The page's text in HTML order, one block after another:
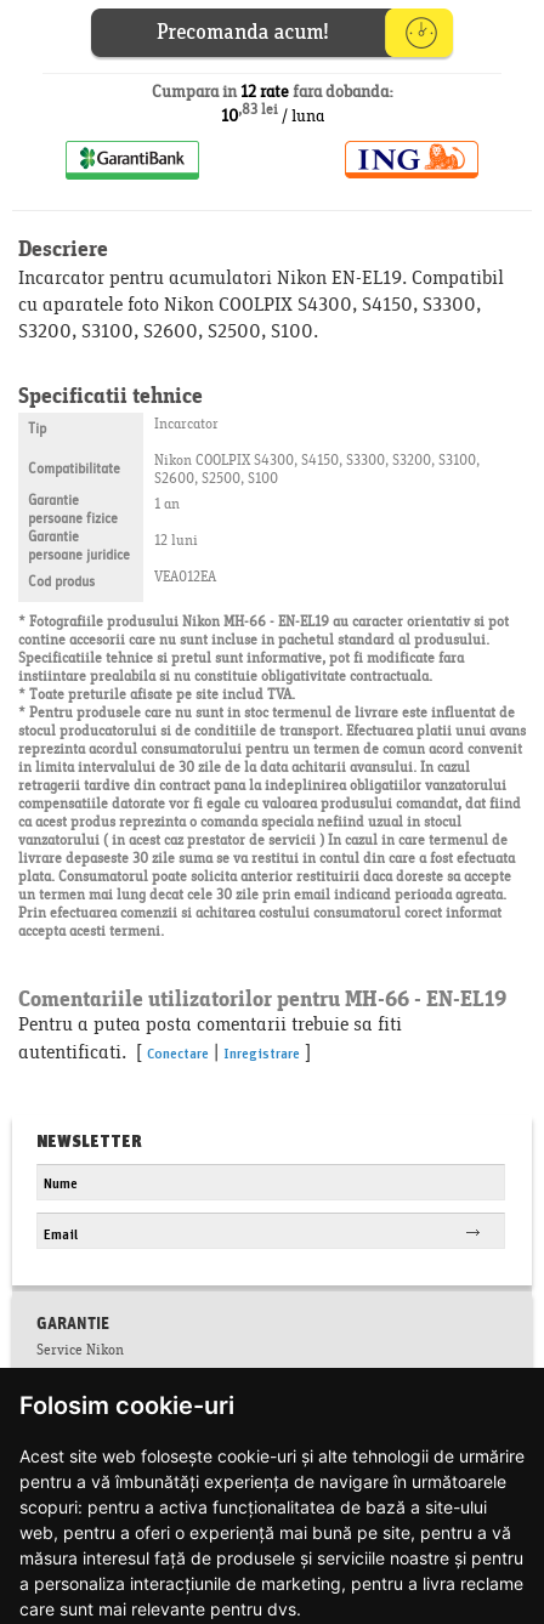
Folosim cookie-uri
Acest site web folosește cookie-uri și alte tehnologii de urmărire
pentru a vă îmbunătăți experiența de navigare în următoarele
scopuri: pentru a activa funcționalitatea de bază a site-ului
web, pentru a oferi o experiență mai bună pe site, pentru a vă
măsura interesul față de produsele și serviciile noastre și pentru
a personaliza interacțiunile de marketing, pentru a livra reclame
care sunt mai relevante pentru dvs.
Cumpara in12 ratefara dobanda:
10,83 lei/ luna
Descriere
Incarcator pentru acumulatori Nikon EN-EL19. Compatibil
cu aparatele foto Nikon COOLPIX S4300, S4150, S3300,
S3200, S3100, S2600, S2500, S100.
Specificatii tehnice
Tip Incarcator
Compatibilitate Nikon COOLPIX S4300, S4150, S3300, S3200, S3100,
S2600, S2500, S100
Garantie
persoane fizice 1 an
Garantie
persoane juridice 12 luni
Cod produs
VEA012EA
* Fotografiile produsului Nikon MH-66 - EN-EL19 au caracter orientativ si pot
contine accesorii care nu sunt incluse in pachetul standard al produsului.
Specificatiile tehnice si pretul sunt informative, pot fi modificate fara
instiintare prealabila si nu constituie obligativitate contractuala.
* Toate preturile afisate pe site includ TVA.
* Pentru produsele care nu sunt in stoc termenul de livrare este influentat de
stocul producatorului si de conditiile de transport. Efectuarea platii unui avans
reprezinta acordul consumatorului pentru un termen de comun acord convenit
in limita intervalului de 30 zile de la data achitarii avansului. In cazul
retragerii tardive din contract pana la indeplinirea obligatiilor vanzatorului
compensatiile datorate vor fi egale cu valoarea produsului comandat, dat fiind
ca acest produs reprezinta o comanda speciala nefiind uzual in stocul
vanzatorului ( in acest caz prestator de servicii ) In cazul in care termenul de
livrare depaseste 30 zile suma se va restitui in contul din care a fost efectuata
plata. Consumatorul poate solicita anterior restituirii daca doreste sa accepte
un termen mai lung decat cele 30 zile prin email indicand perioada agreata.
Prin efectuarea comenzii si achitarea costului consumatorul corect informat
accepta acesti termeni.
Comentariile utilizatorilor pentru MH-66 - EN-EL19
Pentru a putea posta comentarii trebuie sa fiti
autentificati. [ Conectare | Inregistrare ]
NEWSLETTER
GARANTIE
Service Nikon
Conditii service Nikon
Facebook
Conditii de garantie
Contact
Informatii siguranta produse
Modalitati de plata si livrare
Notificari web push
Politica de confidentialitate
Politica de utilizare cookie-uri